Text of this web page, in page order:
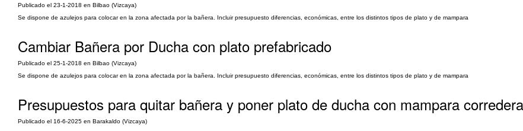
Publicado el 23-1-2018 en Bilbao (Vizcaya)
Se dispone de azulejos para colocar en la zona afectada por la bañera. Incluir presupuesto diferencias, económicas, entre los distintos tipos de plato y de mampara
Cambiar Bañera por Ducha con plato prefabricado
Publicado el 25-1-2018 en Bilbao (Vizcaya)
Se dispone de azulejos para colocar en la zona afectada por la bañera. Incluir presupuesto diferencias, económicas, entre los distintos tipos de plato y de mampara
Presupuestos para quitar bañera y poner plato de ducha con mampara corredera
Publicado el 16-6-2025 en Barakaldo (Vizcaya)